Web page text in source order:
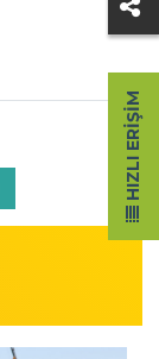
HIZLI ERIŞIM